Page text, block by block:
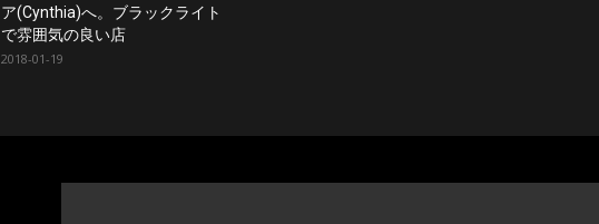
ー
ア(Cynthia)へ。ブラックライト
で雰囲気の良い店
2018-01-19